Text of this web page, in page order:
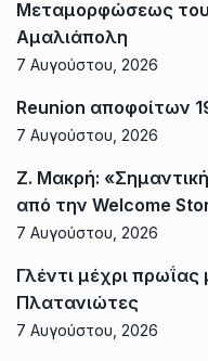
Μεταμορφώσεως
Αμαλιάπολη
7 Αυγούστου, 2026
Reunion αποφοίτων
7 Αυγούστου, 2026
Ζ. Μακρή:
από την Welcome
7 Αυγούστου, 2026
Γλέντι μέχρι
Πλατανιώτες
7 Αυγούστου, 2026